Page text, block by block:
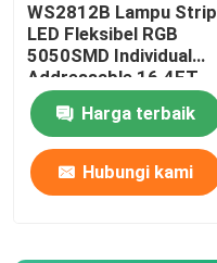
WS2812B Lampu Strip
LED Fleksibel RGB
5050SMD Individual
Addressable 16.4FT
60Pixels/M 300Pixels
PCB Hitam Penuh
Warna
Harga terbaik
Hubungi kami